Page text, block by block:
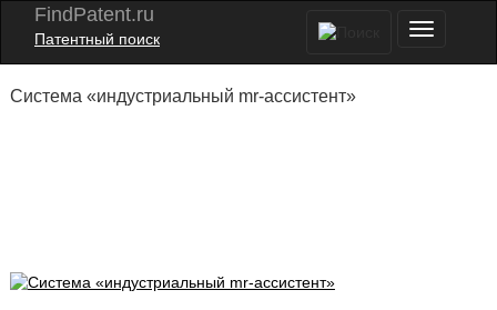
FindPatent.ru
Патентный поиск
Система «индустриальный mr-ассистент»